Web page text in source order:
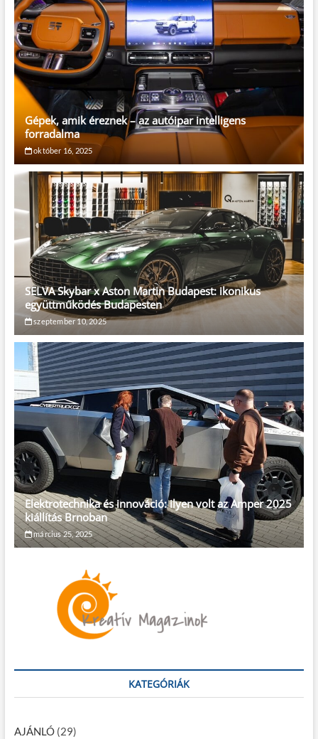
Gépek, amik éreznek – az autóipar intelligens
forradalma
október 16, 2025
SELVA Skybar x Aston Martin Budapest: ikonikus
együttműködés Budapesten
szeptember 10, 2025
Elektrotechnika és innováció: ilyen volt az Amper 2025
kiállítás Brnoban
március 25, 2025
KATEGÓRIÁK
AJÁNLÓ(29)